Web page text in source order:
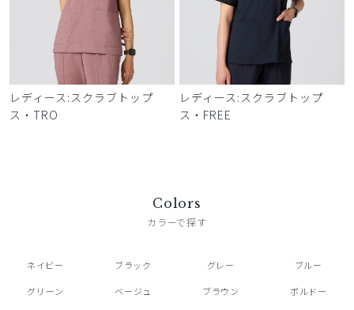
レディース:スクラブトップ
ス・TRO
レディース:スクラブトップ
ス・FREE
Colors
カラーで探す
ネイビー ブラック グレー ブルー
グリーン ベージュ ブラウン ボルドー